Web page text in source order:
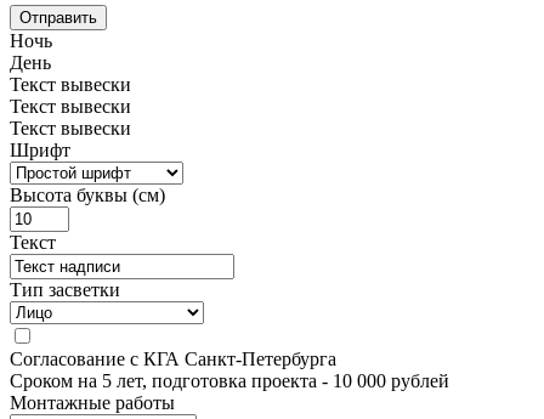
Отправить
Ночь
День
Текст вывески
Текст вывески
Текст вывески
Шрифт
Высота буквы (см)
Текст
Тип засветки
Согласование с КГА Санкт-Петербурга
Сроком на 5 лет, подготовка проекта - 10 000 рублей
Монтажные работы